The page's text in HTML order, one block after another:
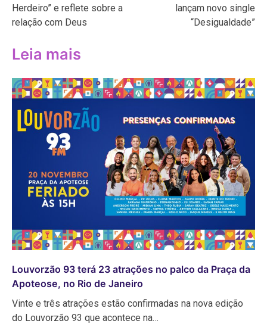
Post
Herdeiro” e reflete sobre a
relação com Deus
lançam novo single
“Desigualdade”
Leia mais
Louvorzão 93 terá 23 atrações no palco da Praça da
Apoteose, no Rio de Janeiro
Vinte e três atrações estão confirmadas na nova edição
do Louvorzão 93 que acontece na…